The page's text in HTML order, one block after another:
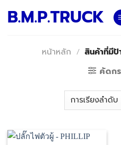
B.M.P.TRUCK
หน้าหลัก / สินค้าที่มีป้
คัดก